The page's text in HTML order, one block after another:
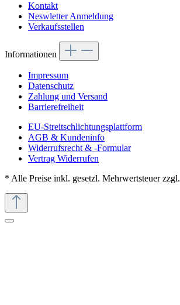
Kontakt
Neswletter Anmeldung
Verkaufsstellen
Informationen
Impressum
Datenschutz
Zahlung und Versand
Barrierefreiheit
EU-Streitschlichtungsplattform
AGB & Kundeninfo
Widerrufsrecht & -Formular
Vertrag Widerrufen
* Alle Preise inkl. gesetzl. Mehrwertsteuer zzgl.